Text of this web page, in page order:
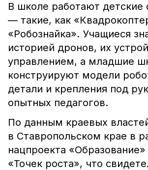
В школе работают детские
— такие, как
«Робознайка». Учащиеся
историей дронов, их
управлением, а младшие
конструируют модели
детали и крепления под
опытных педагогов.
По данным краевых
в Ставропольском крае в
нацпроекта
«Точек роста», что